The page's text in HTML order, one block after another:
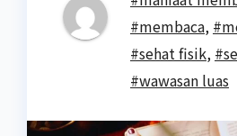
#membaca,
#sehat fisik,
#wawasan luas